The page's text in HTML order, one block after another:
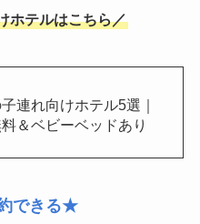
ホテルはこちら／
連れ向けホテル5選｜
＆ベビーベッドあり
できる★